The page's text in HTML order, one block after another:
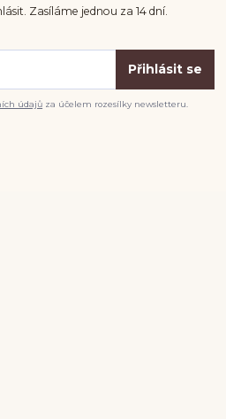
Zasíláme jednou za 14 dní.
Přihlásit se
údajů za účelem rozesílky newsletteru.